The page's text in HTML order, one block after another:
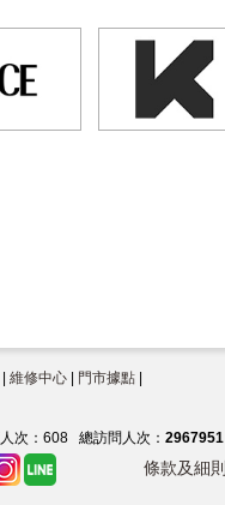
維修中心| 門市據點|
次： 608總訪問人次： 2967951
條款及細則